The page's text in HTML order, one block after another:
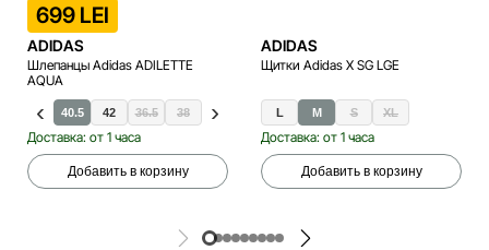
699 LEI
ADIDAS
Шлепанцы Adidas ADILETTE
AQUA
40.5 42 36.5 38 39.5 47.5 48.5
Доставка: от 1 часа
Добавить в корзину
ADIDAS
Щитки Adidas X SG LGE
L M S XL
Доставка: от 1 часа
Добавить в корзину